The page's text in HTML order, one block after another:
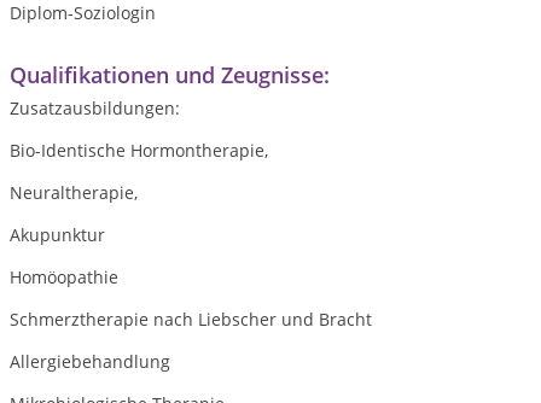
Diplom-Soziologin
Qualifikationen und Zeugnisse:
Zusatzausbildungen:
Bio-Identische Hormontherapie,
Neuraltherapie,
Akupunktur
Homöopathie
Schmerztherapie nach Liebscher und Bracht
Allergiebehandlung